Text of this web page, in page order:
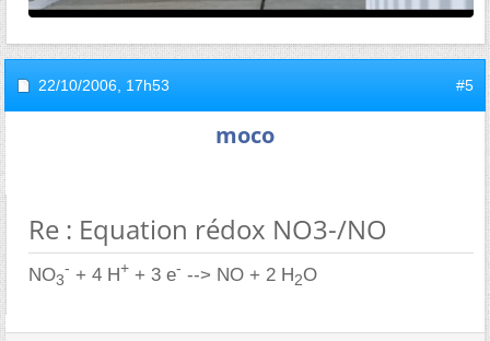
22/10/2006, 17h53 #5
moco
Re : Equation rédox NO3-/NO
NO3
- + 4 H+ + 3 e- --> NO + 2 H2O